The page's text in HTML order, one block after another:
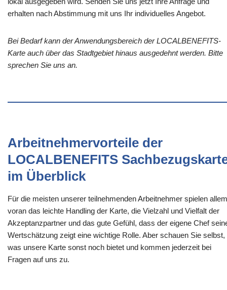
erhalten nach Abstimmung mit uns Ihr individuelles Angebot.
Bei Bedarf kann der Anwendungsbereich der LOCALBENEFITS-
Karte auch über das Stadtgebiet hinaus ausgedehnt werden. Bitte
sprechen Sie uns an.
Arbeitnehmervorteile der
LOCALBENEFITS
im Überblick
Für die meisten unserer teilnehmenden Arbeitnehmer spielen allem
voran das leichte Handling der Karte, die Vielzahl und Vielfalt der
Akzeptanzpartner und das gute Gefühl, dass der eigene Chef
Wertschätzung zeigt eine wichtige Rolle. Aber schauen Sie selbst,
was unsere Karte sonst noch bietet und kommen jederzeit bei
Fragen auf uns zu.